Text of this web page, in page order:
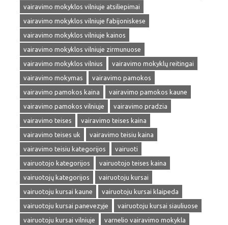
vairavimo mokyklos vilniuje atsiliepimai
vairavimo mokyklos vilniuje fabijoniskese
vairavimo mokyklos vilniuje kainos
vairavimo mokyklos vilniuje zirmunuose
vairavimo mokyklos vilnius
vairavimo mokyklų reitingai
vairavimo mokymas
vairavimo pamokos
vairavimo pamokos kaina
vairavimo pamokos kaune
vairavimo pamokos vilniuje
vairavimo pradzia
vairavimo teises
vairavimo teises kaina
vairavimo teises uk
vairavimo teisiu kaina
vairavimo teisiu kategorijos
vairuoti
vairuotojo kategorijos
vairuotojo teises kaina
vairuotojų kategorijos
vairuotoju kursai
vairuotoju kursai kaune
vairuotoju kursai klaipeda
vairuotoju kursai panevezyje
vairuotoju kursai siauliuose
vairuotoju kursai vilniuje
varnelio vairavimo mokykla